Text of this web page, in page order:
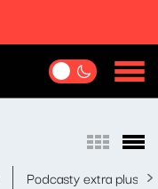
Podcasty extra plus